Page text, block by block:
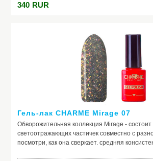
340 RUR
Гель-лак CHARME Mirage 07
Обворожительная коллекция Mirage - состоит
светоотражающих частичек совместно с
посмотри, как она сверкает. средняя